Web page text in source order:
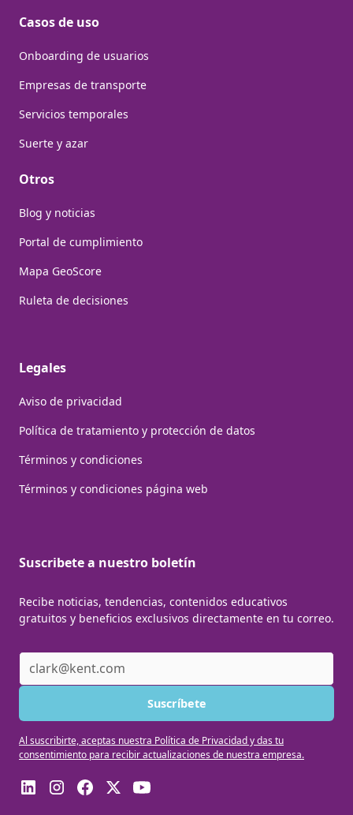
Casos de uso
Onboarding de usuarios
Empresas de transporte
Servicios temporales
Suerte y azar
Otros
Blog y noticias
Portal de cumplimiento
Mapa GeoScore
Ruleta de decisiones
Legales
Aviso de privacidad
Política de tratamiento y protección de datos
Términos y condiciones
Términos y condiciones página web
Suscribete a nuestro boletín
Recibe noticias, tendencias, contenidos educativos
gratuitos y beneficios exclusivos directamente en tu correo.
Al suscribirte, aceptas nuestra Política de Privacidad y das tu
consentimiento para recibir actualizaciones de nuestra empresa.